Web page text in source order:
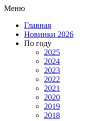
Меню
Главная
Новинки 2026
По году
2025
2024
2023
2022
2021
2020
2019
2018